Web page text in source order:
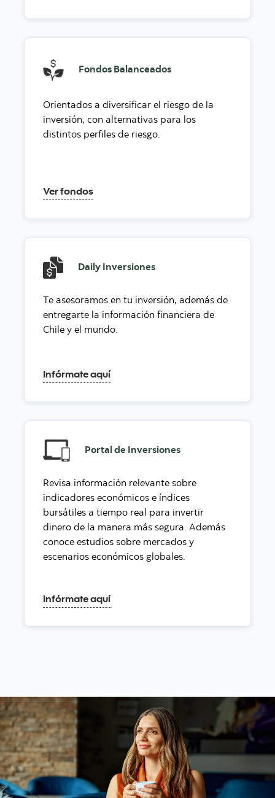
Fondos Balanceados
Orientados a diversificar el riesgo de la
inversión, con alternativas para los
distintos perfiles de riesgo.
Ver fondos
Daily Inversiones
Te asesoramos en tu inversión, además de
entregarte la información financiera de
Chile y el mundo.
Infórmate aquí
Portal de Inversiones
Revisa información relevante sobre
indicadores económicos e índices
bursátiles a tiempo real para invertir
dinero de la manera más segura. Además
conoce estudios sobre mercados y
escenarios económicos globales.
Infórmate aquí